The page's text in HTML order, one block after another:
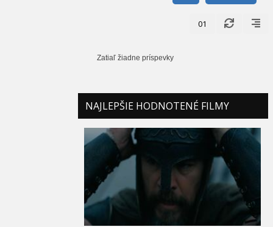
01
Zatiaľ žiadne príspevky
NAJLEPŠIE HODNOTENÉ FILMY